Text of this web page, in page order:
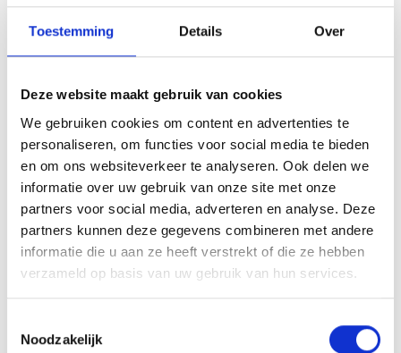
Toestemming Details Over
Deze website maakt gebruik van cookies
We gebruiken cookies om content en advertenties te
personaliseren, om functies voor social media te bieden
en om ons websiteverkeer te analyseren. Ook delen we
informatie over uw gebruik van onze site met onze
partners voor social media, adverteren en analyse. Deze
partners kunnen deze gegevens combineren met andere
informatie die u aan ze heeft verstrekt of die ze hebben
verzameld op basis van uw gebruik van hun services.
Noodzakelijk
FLEXIBELE 24/7 SERVICE
Onze koeriers staan altijd voor u klaar. Dit betekent dat
wij u 24 uur per dag, zeven dagen per week van dienst
kunnen zijn.